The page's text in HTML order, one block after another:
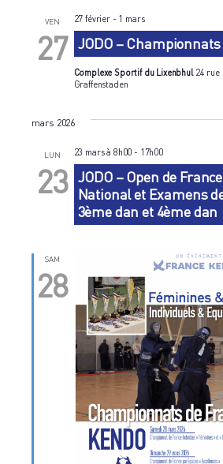
VEN
27 JODO – Championnats
27 février- 1 mars
Complexe Sportif du Lixenbhul 24 rue
Graffenstaden
mars 2026
LUN
23 JODO – Open de
National et Examens
3ème dan et 4ème dan
23 mars à 8h00 - 17h00
SAM
28